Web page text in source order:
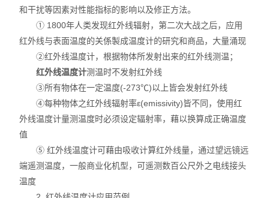
厂区设备
检测仪器
中村KANON
日本川崎CEDAR
劳保化工
和干扰等因素对性能指标的影响以及修正方法。
① 1800年人类发现红外线辐射，第二次大战之后，应用
红外线与表面温度的关係製成温度计的研究和商品，大量涌现
②红外线温度计，根据物体所发射出来的红外线测温；
红外线温度计测温时不发射红外线
③所有物体在一定温度(-273℃)以上皆会发射红外线
④每种物体之红外线辐射率ε(emissivity)皆不同，使用红
外线温度计量测温度时必须设定辐射率，藉以换算成正确温度
值
⑤ 红外线温度计可藉由吸收计算红外线量，通过望远镜远
端遥测温度，一般商业化机型，可遥测数百公尺外之电线接头
温度